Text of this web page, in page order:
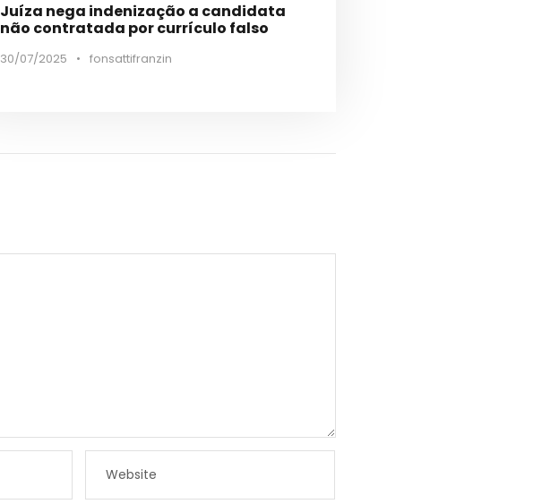
Juíza nega indenização a candidata
não contratada por currículo falso
30/07/2025 • fonsattifranzin